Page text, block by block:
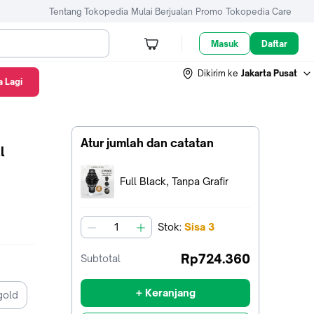
Tentang Tokopedia Mulai Berjualan Promo Tokopedia Care
Masuk Daftar
Dikirim ke Jakarta Pusat
Atur jumlah dan catatan
Terpilih:
Full Black, Tanpa Grafir
jumlah Stok: Sisa 3
Subtotal Rp724.360
+ Keranjang
Lagi